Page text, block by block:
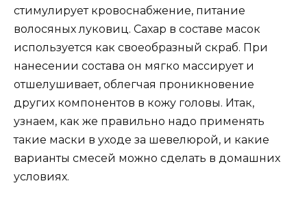
стимулирует кровоснабжение, питание
волосяных луковиц. Сахар в составе масок
используется как своеобразный скраб. При
нанесении состава он мягко массирует и
отшелушивает, облегчая проникновение
других компонентов в кожу головы. Итак,
узнаем, как же правильно надо применять
такие маски в уходе за шевелюрой, и какие
варианты смесей можно сделать в домашних
условиях.